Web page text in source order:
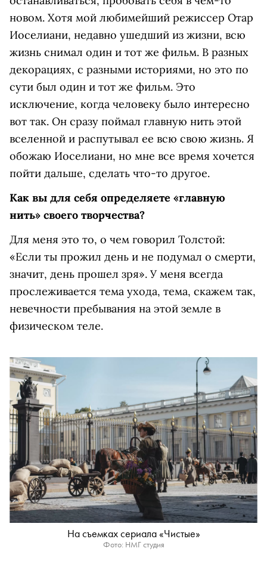
новом. Хотя мой любимейший режиссер Отар
Иоселиани, недавно ушедший из жизни, всю
жизнь снимал один и тот же фильм. В разных
декорациях, с разными историями, но это по
сути был один и тот же фильм. Это
исключение, когда человеку было интересно
вот так. Он сразу поймал главную нить этой
вселенной и распутывал ее всю свою жизнь. Я
обожаю Иоселиани, но мне все время хочется
пойти дальше, сделать что-то другое.
Как вы для себя определяете «главную
нить» своего творчества?
Для меня это то, о чем говорил Толстой:
«Если ты прожил день и не подумал о смерти,
значит, день прошел зря». У меня всегда
прослеживается тема ухода, тема, скажем так,
невечности пребывания на этой земле в
физическом теле.
На съемках сериала «Чистые»
Фото: НМГ студия